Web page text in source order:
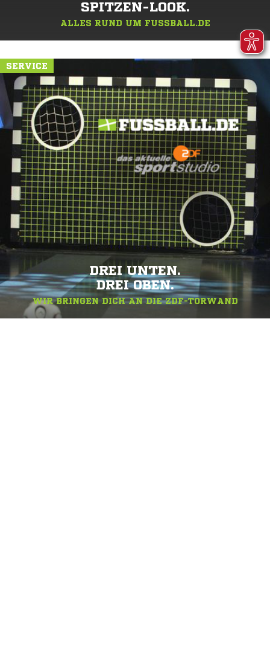
SPITZEN-LOOK.
ALLES RUND UM FUSSBALL.DE
SERVICE
DREI UNTEN.
DREI OBEN.
WIR BRINGEN DICH AN DIE ZDF-TORWAND